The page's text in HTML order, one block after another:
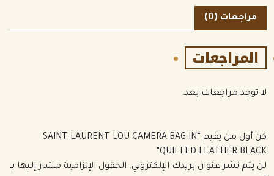
مراجعات (0)
المراجعات
لا توجد مراجعات بعد.
كن أول من يقيم “SAINT LAURENT LOU CAMERA BAG IN
QUILTED LEATHER BLACK”
لن يتم نشر عنوان بريدك الإلكتروني. الحقول الإلزامية مشار إليها بـ